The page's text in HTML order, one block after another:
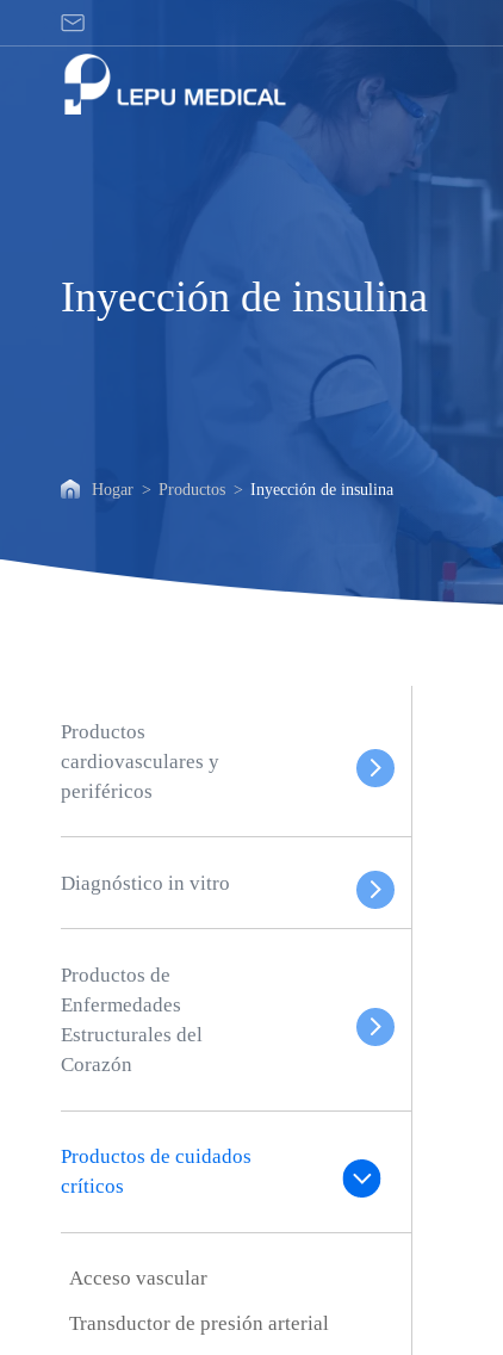
Inyección
de
insulina
Inyección de insulina
Hogar > Productos > Inyección de insulina
Productos
cardiovasculares y
periféricos
Diagnóstico in vitro
Productos de
Enfermedades
Estructurales del
Corazón
Productos de cuidados
críticos
Acceso vascular
Transductor de presión arterial